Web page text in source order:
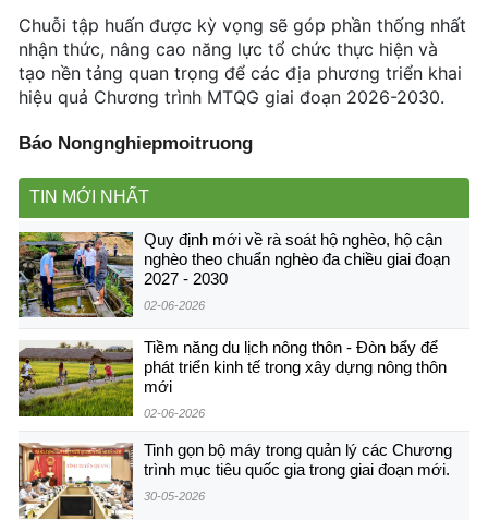
Chuỗi tập huấn được kỳ vọng sẽ góp phần thống nhất
nhận thức, nâng cao năng lực tổ chức thực hiện và
tạo nền tảng quan trọng để các địa phương triển khai
hiệu quả Chương trình MTQG giai đoạn 2026-2030.
Báo Nongnghiepmoitruong
TIN MỚI NHẤT
Quy định mới về rà soát hộ nghèo, hộ cận
nghèo theo chuẩn nghèo đa chiều giai đoạn
2027 - 2030
02-06-2026
Tiềm năng du lịch nông thôn - Đòn bẩy để
phát triển kinh tế trong xây dựng nông thôn
mới
02-06-2026
Tinh gọn bộ máy trong quản lý các Chương
trình mục tiêu quốc gia trong giai đoạn mới.
30-05-2026